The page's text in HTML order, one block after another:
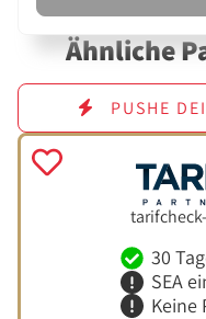
Ähnliche
PUSHE
30
SEA
Keine